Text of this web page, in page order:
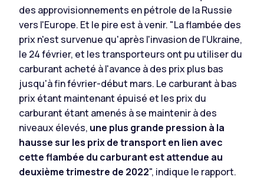
des approvisionnements en pétrole de la Russie
vers l'Europe. Et le pire est à venir. "La flambée des
prix n'est survenue qu'après l'invasion de l'Ukraine,
le 24 février, et les transporteurs ont pu utiliser du
carburant acheté à l'avance à des prix plus bas
jusqu'à fin février-début mars. Le carburant à bas
prix étant maintenant épuisé et les prix du
carburant étant amenés à se maintenir à des
niveaux élevés, une plus grande pression à la
hausse sur les prix de transport en lien avec
cette flambée du carburant est attendue au
deuxième trimestre de 2022", indique le rapport.